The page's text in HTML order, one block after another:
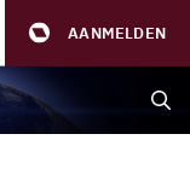
AANMELDEN